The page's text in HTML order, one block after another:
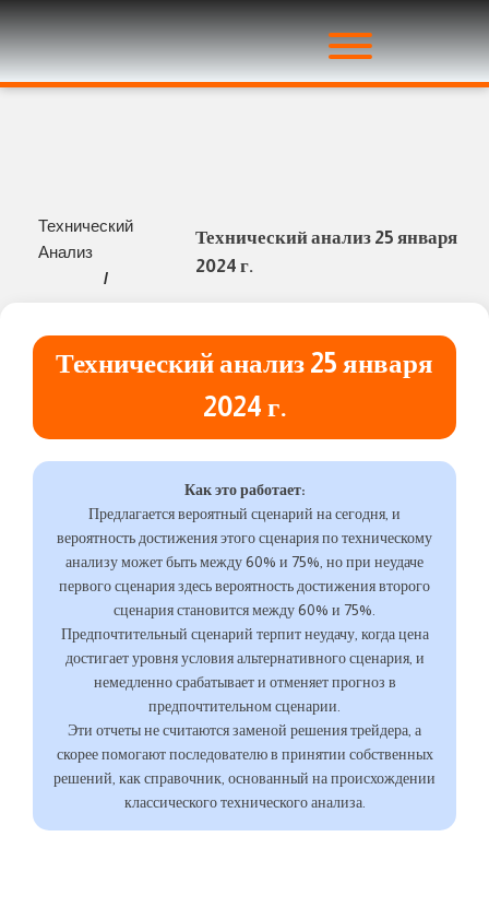
Технический
Анализ
/
Технический анализ 25 января
2024 г.
Технический анализ 25 января
2024 г.
Как это работает:
Предлагается вероятный сценарий на сегодня, и
вероятность достижения этого сценария по техническому
анализу может быть между 60% и 75%, но при неудаче
первого сценария здесь вероятность достижения второго
сценария становится между 60% и 75%.
Предпочтительный сценарий терпит неудачу, когда цена
достигает уровня условия альтернативного сценария, и
немедленно срабатывает и отменяет прогноз в
предпочтительном сценарии.
Эти отчеты не считаются заменой решения трейдера, а
скорее помогают последователю в принятии собственных
решений, как справочник, основанный на происхождении
классического технического анализа.